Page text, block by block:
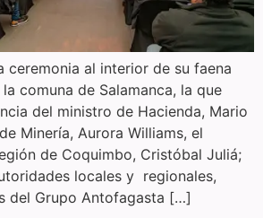
ceremonia al interior de su faena
comuna de Salamanca, la que
del ministro de Hacienda, Mario
Minería, Aurora Williams, el
de Coquimbo, Cristóbal Juliá;
locales y regionales,
del Grupo Antofagasta […]